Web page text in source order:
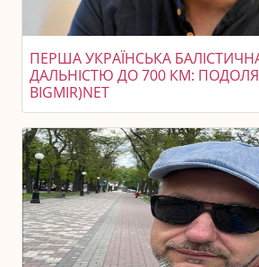
ПЕРША УКРАЇНСЬКА
ДАЛЬНІСТЮ ДО 700 КМ:
BIGMIR)NET